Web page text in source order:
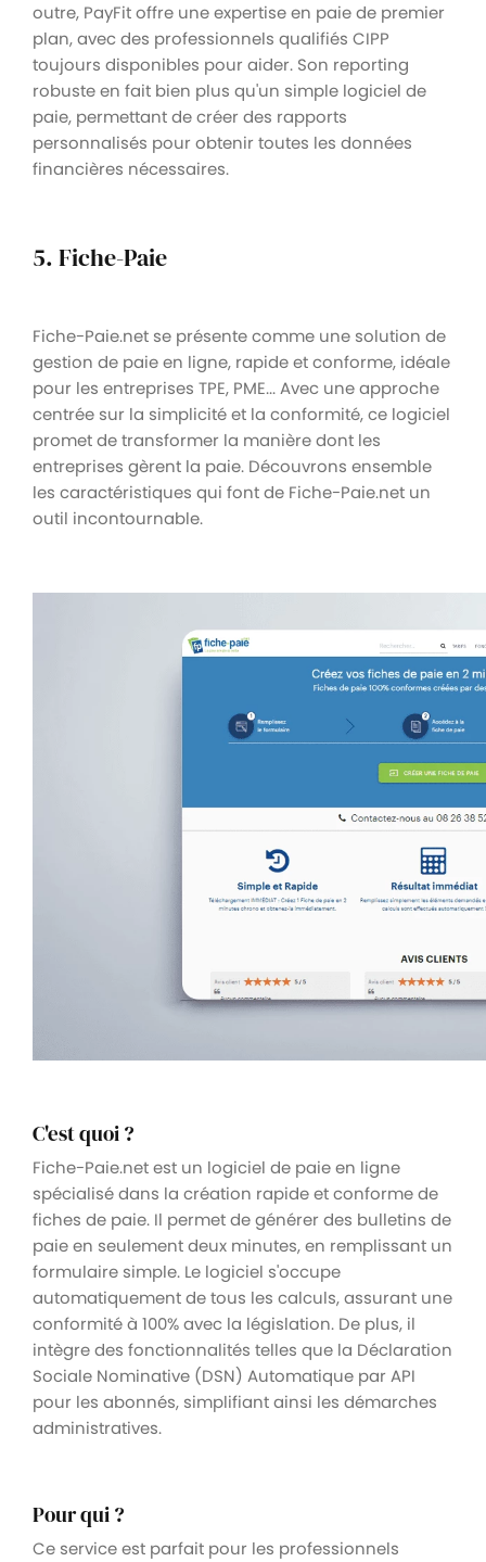
outre, PayFit offre une expertise en paie de premier
plan, avec des professionnels qualifiés CIPP
toujours disponibles pour aider. Son reporting
robuste en fait bien plus qu'un simple logiciel de
paie, permettant de créer des rapports
personnalisés pour obtenir toutes les données
financières nécessaires.
5. Fiche-Paie
Fiche-Paie.net se présente comme une solution de
gestion de paie en ligne, rapide et conforme, idéale
pour les entreprises TPE, PME... Avec une approche
centrée sur la simplicité et la conformité, ce logiciel
promet de transformer la manière dont les
entreprises gèrent la paie. Découvrons ensemble
les caractéristiques qui font de Fiche-Paie.net un
outil incontournable.
C'est quoi ?
Fiche-Paie.net est un logiciel de paie en ligne
spécialisé dans la création rapide et conforme de
fiches de paie. Il permet de générer des bulletins de
paie en seulement deux minutes, en remplissant un
formulaire simple. Le logiciel s'occupe
automatiquement de tous les calculs, assurant une
conformité à 100% avec la législation. De plus, il
intègre des fonctionnalités telles que la Déclaration
Sociale Nominative (DSN) Automatique par API
pour les abonnés, simplifiant ainsi les démarches
administratives.
Pour qui ?
Ce service est parfait pour les professionnels